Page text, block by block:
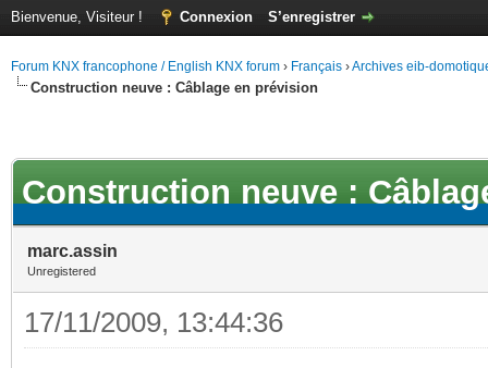
Bienvenue, Visiteur ! Connexion S’enregistrer
Forum KNX francophone / English KNX forum › Français ›Archives eib-
Construction neuve : Câblage en prévision
Construction neuve :
marc.assin
Unregistered
17/11/2009, 13:44:36